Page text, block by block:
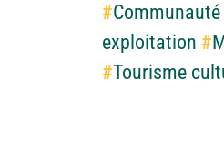
#
exploitation #
#Tourisme